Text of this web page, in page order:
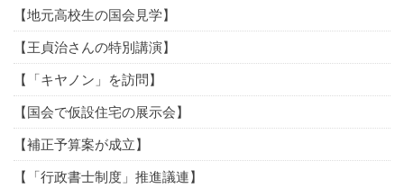
【地元高校生の国会見学】
【王貞治さんの特別講演】
【「キヤノン」を訪問】
【国会で仮設住宅の展示会】
【補正予算案が成立】
【「行政書士制度」推進議連】